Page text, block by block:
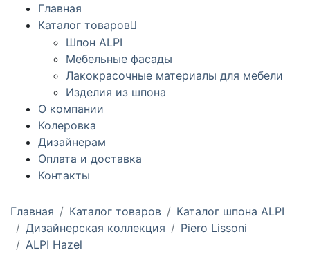
Главная
Каталог товаров
Шпон ALPI
Мебельные фасады
Лакокрасочные материалы для мебели
Изделия из шпона
О компании
Колеровка
Дизайнерам
Оплата и доставка
Контакты
Главная Каталог товаров
Каталог шпона ALPI
Дизайнерская коллекция
Piero Lissoni
ALPI Hazel